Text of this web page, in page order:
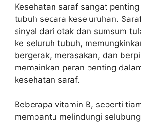
Kesehatan saraf sangat
tubuh secara keseluruhan.
sinyal dari otak dan sumsum
ke seluruh tubuh,
bergerak, merasakan, dan
memainkan peran penting
kesehatan saraf.
Beberapa vitamin B, seperti
membantu melindungi